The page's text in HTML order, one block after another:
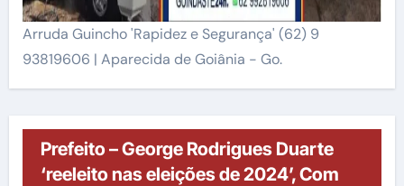
Arruda Guincho 'Rapidez e Segurança' (62) 9
93819606 | Aparecida de Goiânia - Go.
Prefeito – George Rodrigues Duarte
‘reeleito nas eleições de 2024’, Com